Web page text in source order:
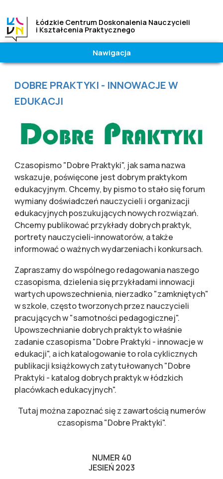
Łódzkie Centrum Doskonalenia Nauczycieli
i Kształcenia Praktycznego
Wielkość
A A A
Kontrast
Nawigacja
Jesteś tutaj
DOBRE PRAKTYKI - INNOWACJE W
EDUKACJI
Czasopismo "Dobre Praktyki", jak sama nazwa
wskazuje, poświęcone jest dobrym praktykom
edukacyjnym. Chcemy, by pismo to stało się forum
wymiany doświadczeń nauczycieli i organizacji
edukacyjnych poszukujących nowych rozwiązań.
Chcemy publikować przykłady dobrych praktyk,
portrety nauczycieli-innowatorów, a także
informować o ważnych wydarzeniach i konkursach.
Zapraszamy do wspólnego redagowania naszego
czasopisma, dzielenia się przykładami innowacji
wartych upowszechnienia, nierzadko "zamkniętych"
w szkole, często tworzonych przez nauczycieli
pracujących w "samotności pedagogicznej".
Upowszechnianie dobrych praktyk to właśnie
zadanie czasopisma "Dobre Praktyki - innowacje w
edukacji", a ich katalogowanie to rola cyklicznych
publikacji książkowych zatytułowanych "Dobre
Praktyki - katalog dobrych praktyk w łódzkich
placówkach edukacyjnych".
Tutaj można zapoznać się z zawartością numerów
czasopisma "Dobre Praktyki".
NUMER 40
JESIEŃ 2023